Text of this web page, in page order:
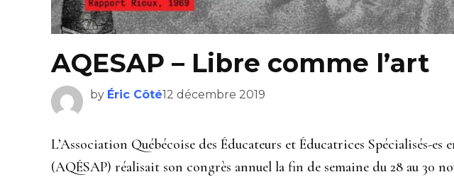
AQESAP – Libre comme l’art
by Éric Côté12 décembre 2019
L’Association Québécoise des Éducateurs et Éducatrices Spécialisés-es
(AQÉSAP) réalisait son congrès annuel la fin de semaine du 28 au 30